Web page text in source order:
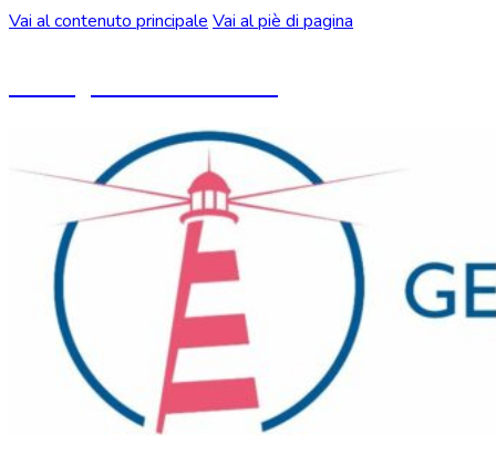
Vai al contenuto principale Vai al piè di pagina